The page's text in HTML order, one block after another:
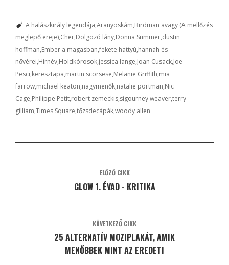
A halászkirály legendája Aranyoskám Birdman avagy (A mellőzés
meglepő ereje) Cher Dolgozó lány Donna Summer dustin
hoffman Ember a magasban fekete hattyú hannah és
nővérei Hírnév Holdkórosok jessica lange Joan Cusack Joe
Pesci keresztapa martin scorsese Melanie Griffith mia
farrow michael keaton nagymenők natalie portman Nic
Cage Philippe Petit robert zemeckis sigourney weaverterry
gilliam Times Square tőzsdecápákwoody allen
ELŐZŐ CIKK
GLOW 1. ÉVAD - KRITIKA
KÖVETKEZŐ CIKK
25 ALTERNATÍV MOZIPLAKÁT, AMIK
MENŐBBEK MINT AZ EREDETI